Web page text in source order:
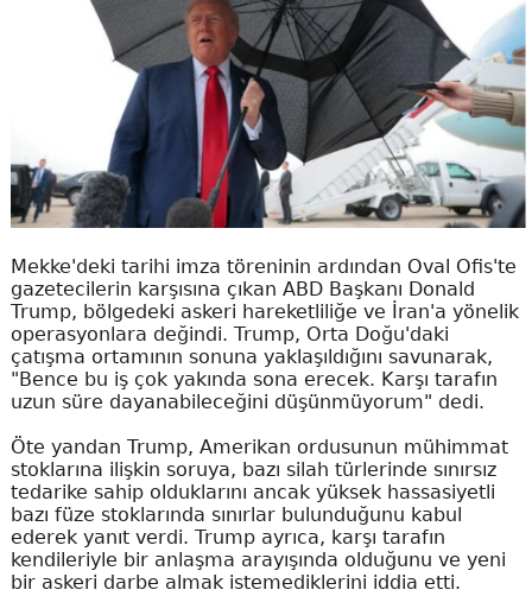
Mekke'deki tarihi imza töreninin ardından Oval Ofis'te
gazetecilerin karşısına çıkan ABD Başkanı Donald
Trump, bölgedeki askeri hareketliliğe ve İran'a yönelik
operasyonlara değindi. Trump, Orta Doğu'daki
çatışma ortamının sonuna yaklaşıldığını savunarak,
"Bence bu iş çok yakında sona erecek. Karşı tarafın
uzun süre dayanabileceğini düşünmüyorum" dedi.
Öte yandan Trump, Amerikan ordusunun mühimmat
stoklarına ilişkin soruya, bazı silah türlerinde sınırsız
tedarike sahip olduklarını ancak yüksek hassasiyetli
bazı füze stoklarında sınırlar bulunduğunu kabul
ederek yanıt verdi. Trump ayrıca, karşı tarafın
kendileriyle bir anlaşma arayışında olduğunu ve yeni
bir askeri darbe almak istemediklerini iddia etti.